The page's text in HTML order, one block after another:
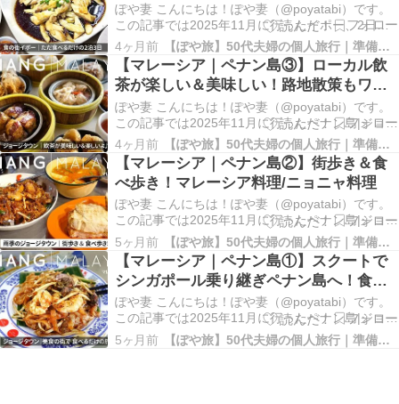
ぽや妻 こんにちは！ぽや妻（@poyatabi）です。
この記事では2025年11月に行ったイポー、2日間
の様子をまとめました。 イポーでは鶏三昧！ マレ
ーシア｜イポー｜画像をクリックするとYouTube
に移動します 久しぶりのマレーシア。今回はペナ
ン島とイポーで食べるだけの旅。…
4ヶ月前 【ぽや旅】50代夫婦の個人旅行｜準備と記録
【マレーシア｜ペナン島③】ローカル飲
茶が楽しい＆美味しい！路地散策もワク
ワク！！
ぽや妻 こんにちは！ぽや妻（@poyatabi）です。
この記事では2025年11月に行ったペナン島|ジョー
ジタウン滞在、4〜5日目の様子をまとめました。
ローカルな飲茶を楽しみました！ マレーシア｜ペ
ナン島③｜画像をクリックするとYouTubeに移動
します 久しぶりのマレーシア…
4ヶ月前 【ぽや旅】50代夫婦の個人旅行｜準備と記録
【マレーシア｜ペナン島②】街歩き＆食
べ歩き！マレーシア料理/ニョニャ料理
ぽや妻 こんにちは！ぽや妻（@poyatabi）です。
この記事では2025年11月に行ったペナン島|ジョー
ジタウン滞在、3日目の様子をまとめました。 朝
からローカルごはんを楽しみました！ マレーシア
｜ペナン島②｜画像をクリックするとYouTubeに
移動します 久しぶりのマレーシ…
5ヶ月前 【ぽや旅】50代夫婦の個人旅行｜準備と記録
【マレーシア｜ペナン島①】スクートで
シンガポール乗り継ぎペナン島へ！食べ
歩き旅
ぽや妻 こんにちは！ぽや妻（@poyatabi）です。
この記事では2025年11月に行ったペナン島|ジョー
ジタウン滞在、初日〜2日目の様子をまとめまし
た。 2年ぶりのマレーシア、5年ぶりのペナン島 マ
5ヶ月前 【ぽや旅】50代夫婦の個人旅行｜準備と記録